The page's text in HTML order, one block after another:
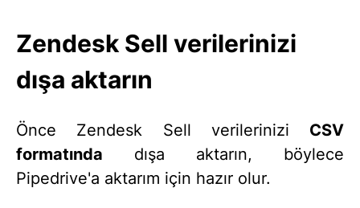
Zendesk Sell verilerinizi
dışa aktarın
Önce Zendesk Sell verilerinizi CSV
formatında dışa aktarın, böylece
Pipedrive'a aktarım için hazır olur.